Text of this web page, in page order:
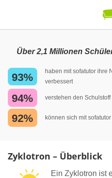
Über 2,1 Millionen
93%
haben mit sofatutor ihre
verbessert
94% verstehen den
92% können sich mit
Zyklotron – Überblick
Ein Zyklotron ist